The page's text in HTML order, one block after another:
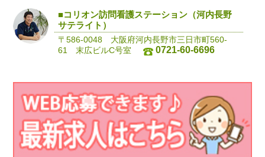
■コリオン訪問看護ステーション（河内長野
サテライト）
〒586-0048 大阪府河内長野市三日市町560-
61 末広ビルC号室
0721-60-6696